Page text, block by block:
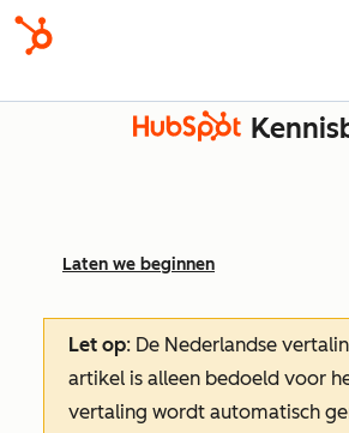
Laten we beginnen
Let op: De Nederlandse
artikel is alleen bedoeld voor
vertaling wordt automatisch